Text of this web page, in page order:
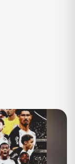
Profissões